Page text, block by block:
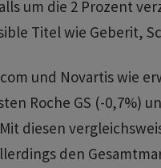
um die 2 Prozent
Titel wie Geberit,
und Novartis wie
Roche GS (-0,7%)
diesen
den